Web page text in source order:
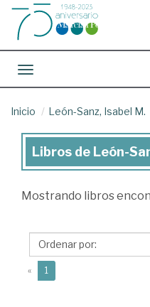
Toggle navigation
Inicio León-Sanz, Isabel M.
Libros
León-
Isabel
M.
Libros de León-
Mostrando libros
« 1